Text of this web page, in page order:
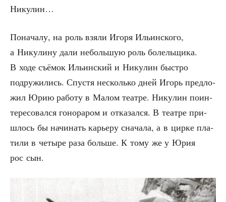
Никулин…
Пона­ча­лу, на роль взя­ли Иго­ря Ильин­ско­го,
а Нику­ли­ну дали неболь­шую роль болель­щи­ка.
В ходе съё­мок Ильин­ский и Нику­лин быст­ро
подру­жи­лись. Спу­стя несколь­ко дней Игорь пред­ло­
жил Юрию рабо­ту в Малом теат­ре. Нику­лин поин­
те­ре­со­вал­ся гоно­ра­ром и отка­зал­ся. В теат­ре при­
шлось бы начи­нать карье­ру сна­ча­ла, а в цир­ке пла­
ти­ли в четы­ре раза боль­ше. К тому же у Юрия
рос сын.